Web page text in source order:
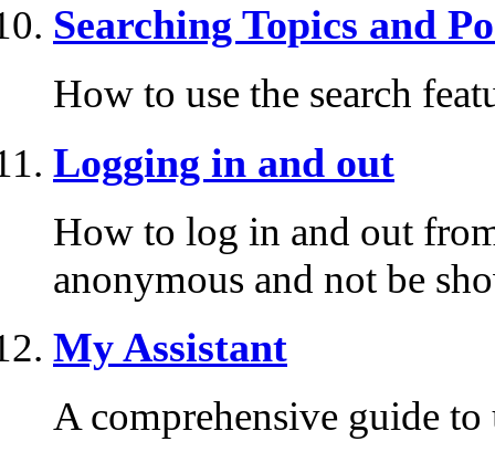
Searching Topics and
How to use the search
Logging in and out
How to log in and out
anonymous and not be
My Assistant
A comprehensive guide